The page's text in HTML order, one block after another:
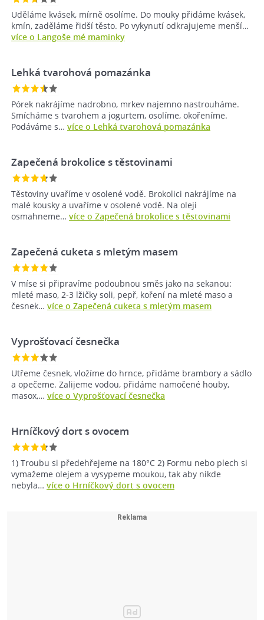
Uděláme kvásek, mírně osolíme. Do mouky přidáme kvásek,
kmín, zaděláme řidší těsto. Po vykynutí odkrajujeme menší…
více o Langoše mé maminky
Lehká tvarohová pomazánka
Pórek nakrájíme nadrobno, mrkev najemno nastrouháme.
Smícháme s tvarohem a jogurtem, osolíme, okořeníme.
Podáváme s… více o Lehká tvarohová pomazánka
Zapečená brokolice s těstovinami
Těstoviny uvaříme v osolené vodě. Brokolici nakrájíme na
malé kousky a uvaříme v osolené vodě. Na oleji
osmahneme… více o Zapečená brokolice s těstovinami
Zapečená cuketa s mletým masem
V míse si připravíme podoubnou směs jako na sekanou:
mleté maso, 2-3 lžičky soli, pepř, koření na mleté maso a
česnek… více o Zapečená cuketa s mletým masem
Vyprošťovací česnečka
Utřeme česnek, vložíme do hrnce, přidáme brambory a sádlo
a opečeme. Zalijeme vodou, přidáme namočené houby,
masox,… více o Vyprošťovací česnečka
Hrníčkový dort s ovocem
1) Troubu si předehřejeme na 180°C 2) Formu nebo plech si
vymažeme olejem a vysypeme moukou, tak aby nikde
nebyla… více o Hrníčkový dort s ovocem